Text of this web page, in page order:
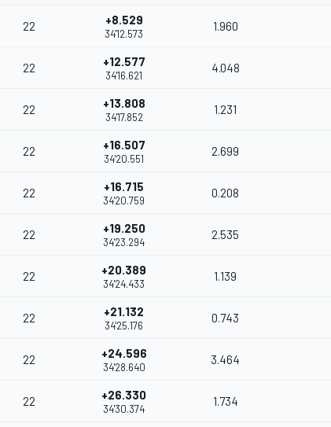
22 +8.529
34'12.573
1.960
22 +12.577
34'16.621
4.048
22 +13.808
34'17.852
1.231
22 +16.507
34'20.551
2.699
22 +16.715
34'20.759
0.208
22 +19.250
34'23.294
2.535
22 +20.389
34'24.433
1.139
22 +21.132
34'25.176
0.743
22 +24.596
34'28.640
3.464
22 +26.330
34'30.374
1.734